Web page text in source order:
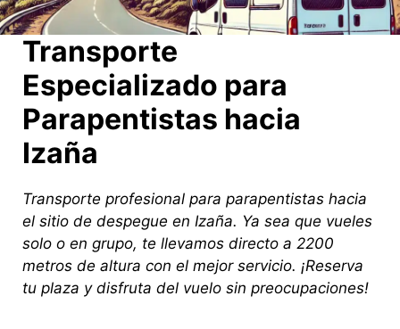
Transporte
Especializado para
Parapentistas hacia
Izaña
Transporte profesional para parapentistas hacia
el sitio de despegue en Izaña. Ya sea que vueles
solo o en grupo, te llevamos directo a 2200
metros de altura con el mejor servicio. ¡Reserva
tu plaza y disfruta del vuelo sin preocupaciones!